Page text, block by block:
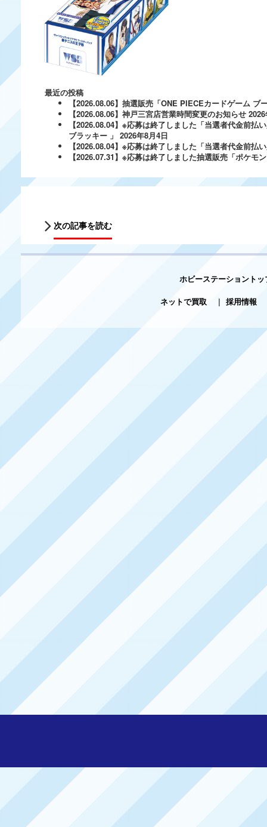
最近の投稿
【2026.08.06】抽選販売「ONE PIECEカードゲーム ブ
【2026.08.06】神戸三宮店営業時間変更のお知らせ
【2026.08.04】※応募は終了しました「当選者代金前
ブラッキー 」 2026年8月4日
【2026.08.04】※応募は終了しました「当選者代金前
【2026.07.31】※応募は終了しました抽選販売「ポケ
次の記事を読む
ホビーステーショントッ
ネットで買取
| 採用情報